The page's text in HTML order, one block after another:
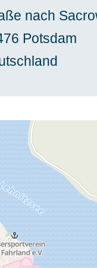
nach
Potsdam